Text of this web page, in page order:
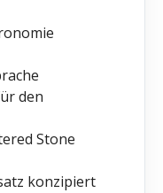
den
Stone
konzipiert